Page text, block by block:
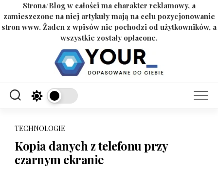
Strona/Blog w całości ma charakter reklamowy, a
zamieszczone na niej artykuły mają na celu pozycjonowanie
stron www. Żaden z wpisów nie pochodzi od użytkowników, a
wszystkie zostały opłacone.
TECHNOLOGIE
Kopia danych z telefonu przy
czarnym ekranie